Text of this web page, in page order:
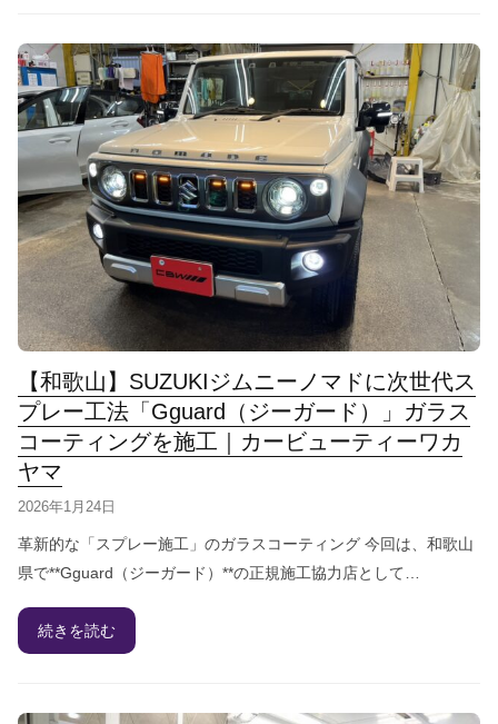
【和歌山】SUZUKIジムニーノマドに次世代ス
プレー工法「Gguard（ジーガード）」ガラス
コーティングを施工｜カービューティーワカ
ヤマ
2026年1月24日
革新的な「スプレー施工」のガラスコーティング 今回は、和歌山
県で**Gguard（ジーガード）**の正規施工協力店として…
続きを読む